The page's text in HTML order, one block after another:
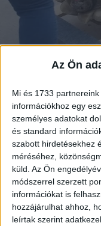
Az Ön
Mi és 1733
információkhoz egy
személyes adatokat
és standard
szabott hirdetésekhez
méréséhez,
küld. Az Ön
módszerrel szerzett
információkat is
hozzájárulhat ahhoz,
leírtak szerint
„Egy lepke berepült a
vadásztársaság.”